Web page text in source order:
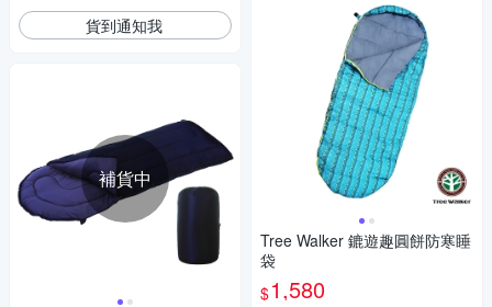
貨到通知我
補貨中
Tree Walker 鏕遊趣圓餅防寒睡
袋
$1,580